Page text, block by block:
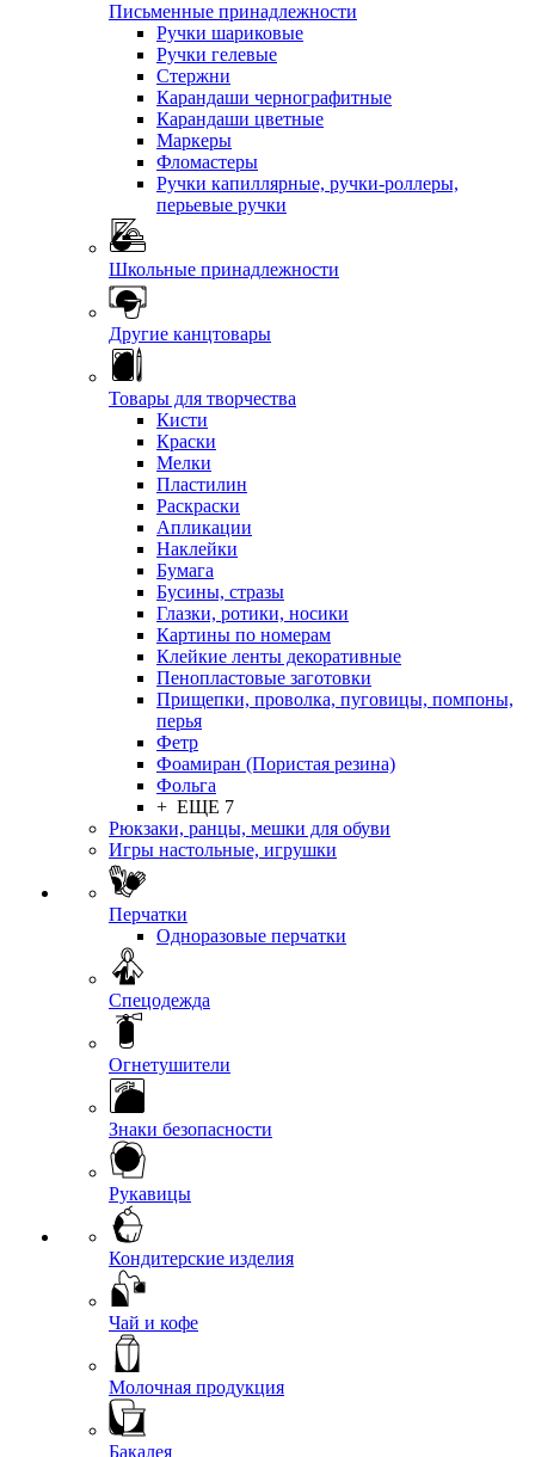
Письменные принадлежности
Ручки шариковые
Ручки гелевые
Стержни
Карандаши чернографитные
Карандаши цветные
Маркеры
Фломастеры
Ручки капиллярные, ручки-роллеры,
перьевые ручки
Школьные принадлежности
Другие канцтовары
Товары для творчества
Кисти
Краски
Мелки
Пластилин
Раскраски
Апликации
Наклейки
Бумага
Бусины, стразы
Глазки, ротики, носики
Картины по номерам
Клейкие ленты декоративные
Пенопластовые заготовки
Прищепки, проволка, пуговицы, помпоны,
перья
Фетр
Фоамиран (Пористая резина)
Фольга
+ ЕЩЕ 7
Рюкзаки, ранцы, мешки для обуви
Игры настольные, игрушки
Перчатки
Одноразовые перчатки
Спецодежда
Огнетушители
Знаки безопасности
Рукавицы
Кондитерские изделия
Чай и кофе
Молочная продукция
Бакалея